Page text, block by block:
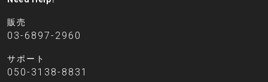
販売
03-6897-2960
サポート
050-3138-8831